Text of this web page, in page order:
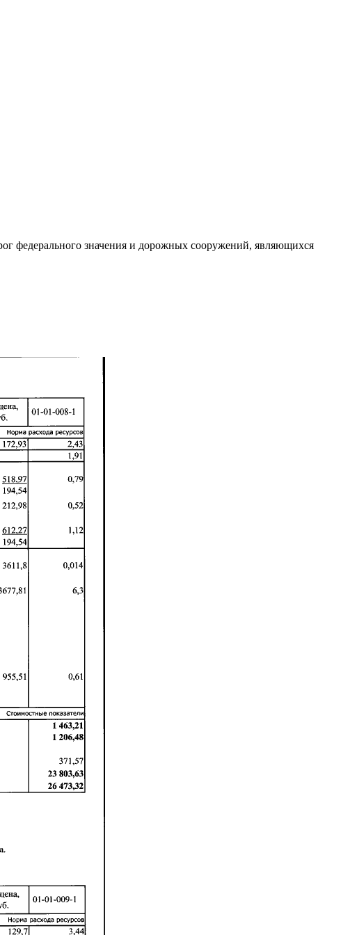
федерального значения и дорожных сооружений, являющихся